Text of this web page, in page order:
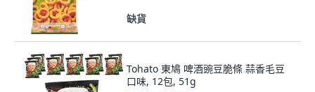
缺貨
Tohato 東鳩 啤酒豌豆脆條 蒜香毛豆
口味, 12包, 51g